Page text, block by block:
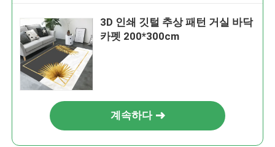
3D 인쇄 깃털 추상 패턴 거실 바닥
카펫 200*300cm
계속하다